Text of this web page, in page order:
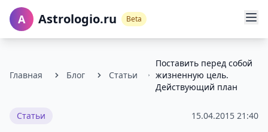
A Astrologio.ru Beta
Главная Блог Статьи
Поставить перед собой
жизненную цель.
Действующий план
Статьи 15.04.2015 21:40